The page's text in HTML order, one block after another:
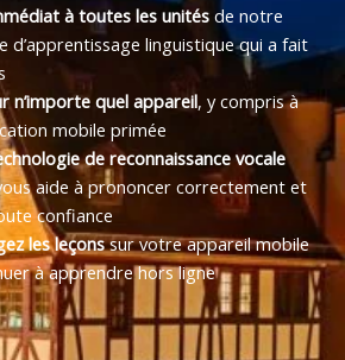
à toutes les unitésde notre
d’apprentissage linguistique qui a fait
n’importe quel appareil, y compris à
mobile primée
de reconnaissance vocale
aide à prononcer correctement et
confiance
les leçonssur votre appareil mobile
à apprendre hors ligne